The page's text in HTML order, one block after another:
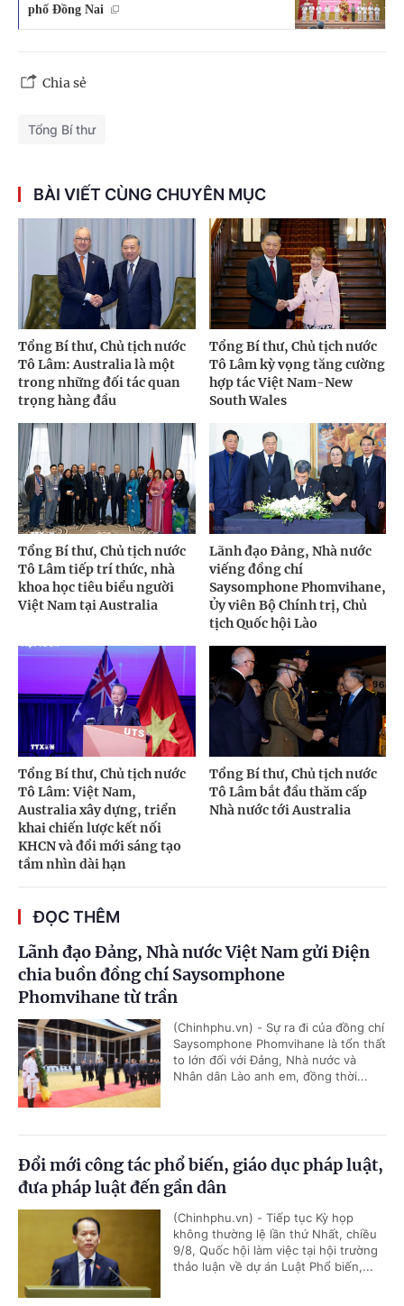
phố Đồng Nai
Chia sẻ
Tổng Bí thư
BÀI VIẾT CÙNG CHUYÊN MỤC
Tổng Bí thư, Chủ tịch nước
Tô Lâm: Australia là một
trong những đối tác quan
trọng hàng đầu
Tổng Bí thư, Chủ tịch nước
Tô Lâm kỳ vọng tăng cường
hợp tác Việt Nam-New
South Wales
Tổng Bí thư, Chủ tịch nước
Tô Lâm tiếp trí thức, nhà
khoa học tiêu biểu người
Việt Nam tại Australia
Lãnh đạo Đảng, Nhà nước
viếng đồng chí
Saysomphone Phomvihane,
Ủy viên Bộ Chính trị, Chủ
tịch Quốc hội Lào
Tổng Bí thư, Chủ tịch nước
Tô Lâm: Việt Nam,
Australia xây dựng, triển
khai chiến lược kết nối
KHCN và đổi mới sáng tạo
tầm nhìn dài hạn
Tổng Bí thư, Chủ tịch nước
Tô Lâm bắt đầu thăm cấp
Nhà nước tới Australia
ĐỌC THÊM
Lãnh đạo Đảng, Nhà nước Việt Nam gửi Điện
chia buồn đồng chí Saysomphone
Phomvihane từ trần
(Chinhphu.vn) - Sự ra đi của đồng chí
Saysomphone Phomvihane là tổn thất
to lớn đối với Đảng, Nhà nước và
Nhân dân Lào anh em, đồng thời...
Đổi mới công tác phổ biến, giáo dục pháp luật,
đưa pháp luật đến gần dân
(Chinhphu.vn) - Tiếp tục Kỳ họp
không thường lệ lần thứ Nhất, chiều
9/8, Quốc hội làm việc tại hội trường
thảo luận về dự án Luật Phổ biến,...